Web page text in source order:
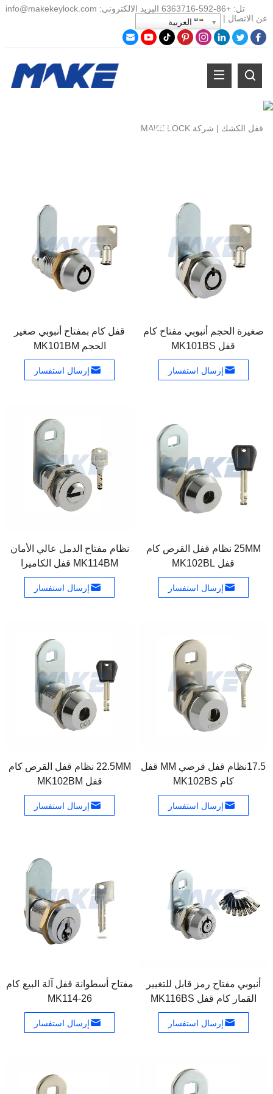
تل:+86- 592-6363716 البريد الالكترونى:
info@makekeylock.com
عن الاتصال | العربية
قفل الكشك
قفل كام بمفتاح أنبوبي صغير
الحجم MK101BM
إرسال استفسار
صغيرة الحجم أنبوبي مفتاح كام
قفل MK101BS
إرسال استفسار
نظام مفتاح الدمل عالي الأمان
MK114BM قفل الكاميرا
إرسال استفسار
25MM نظام قفل القرص كام
قفل MK102BL
إرسال استفسار
22.5MM نظام قفل القرص كام
قفل MK102BM
إرسال استفسار
17.5نظام قفل قرصي MM قفل
كام MK102BS
إرسال استفسار
مفتاح أسطوانة قفل آلة البيع كام
MK114-26
إرسال استفسار
أنبوبي مفتاح رمز قابل للتغيير
القمار كام قفل MK116BS
إرسال استفسار